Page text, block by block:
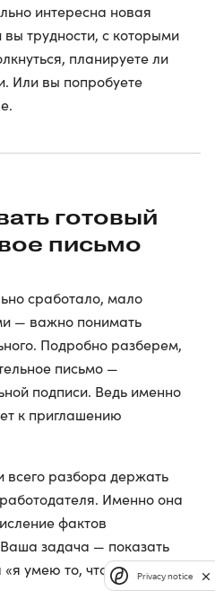
интересна новая
трудности, с которыми
планируете ли
Или вы попробуете
готовый
письмо
сработало, мало
— важно понимать
Подробно разберем,
письмо —
подписи. Ведь именно
к приглашению
разбора держать
Именно она
фактов
задача — показать
умею то, что нужноPrivacy notice